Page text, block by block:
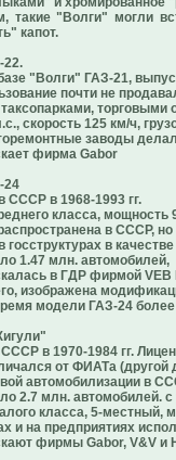
такие "Волги" могли
капот.
22.
"Волги" ГАЗ-21,
почти не
скорость 125 км/ч,
заводы
фирма Gabor
24
СССР в 1968-1993 гг.
класса, мощность
в СССР,
госструктурах в
1.47 млн. автомобилей,
в ГДР фирмой VEB
изображена
модели ГАЗ-24
в 1970-1984 гг.
от ФИАТа (другой
автомобилизации в
2.7 млн. автомобилей.
класса, 5-местный,
и на предприятиях
фирмы Gabor, V&V и